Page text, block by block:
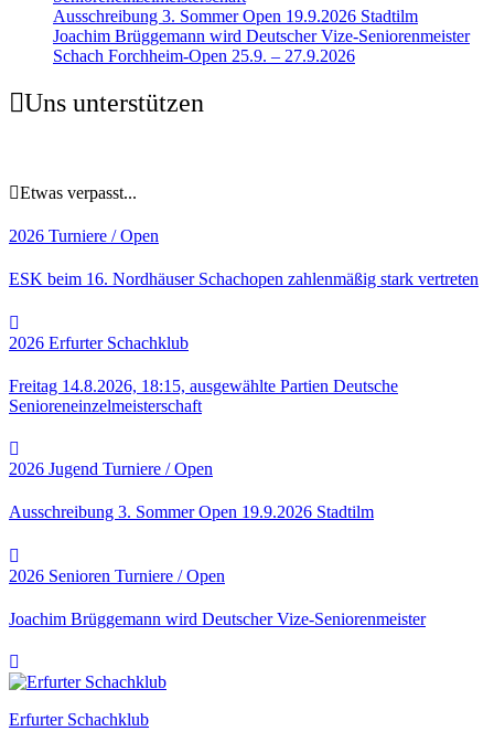
Ausschreibung 3. Sommer Open 19.9.2026 Stadtilm
Joachim Brüggemann wird Deutscher Vize-Seniorenmeister
Schach Forchheim-Open 25.9. – 27.9.2026
Uns unterstützen
Etwas verpasst...
2026 Turniere / Open
ESK beim 16. Nordhäuser Schachopen zahlenmäßig stark vertreten
2026 Erfurter Schachklub
Freitag 14.8.2026, 18:15, ausgewählte Partien Deutsche
Senioreneinzelmeisterschaft
2026 Jugend Turniere / Open
Ausschreibung 3. Sommer Open 19.9.2026 Stadtilm
2026 Senioren Turniere / Open
Joachim Brüggemann wird Deutscher Vize-Seniorenmeister
Erfurter Schachklub